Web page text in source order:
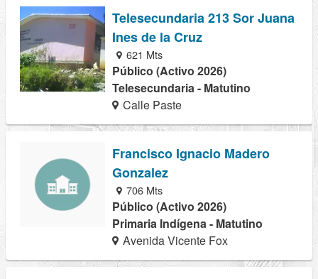
Telesecundaria 213 Sor Juana
Ines de la Cruz
621 Mts
Público (Activo 2026)
Telesecundaria - Matutino
Calle Paste
Francisco Ignacio Madero
Gonzalez
706 Mts
Público (Activo 2026)
Primaria Indígena - Matutino
Avenida Vicente Fox